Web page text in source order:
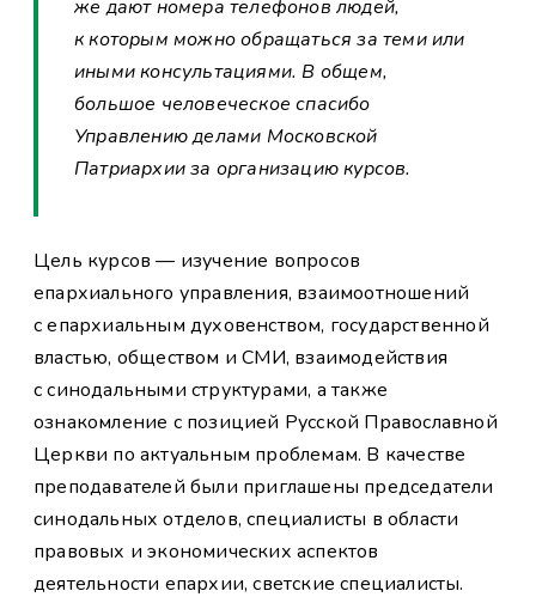
же дают номера телефонов людей,
к которым можно обращаться за теми или
иными консультациями. В общем,
большое человеческое спасибо
Управлению делами Московской
Патриархии за организацию курсов.
Цель курсов — изучение вопросов
епархиального управления, взаимоотношений
с епархиальным духовенством, государственной
властью, обществом и СМИ, взаимодействия
с синодальными структурами, а также
ознакомление с позицией Русской Православной
Церкви по актуальным проблемам. В качестве
преподавателей были приглашены председатели
синодальных отделов, специалисты в области
правовых и экономических аспектов
деятельности епархии, светские специалисты.